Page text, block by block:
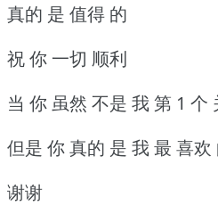
真的 是 值得 的
祝 你 一切 顺利
当 你 虽然 不是 我 第 1 个
但是 你 真的 是 我 最 喜欢
谢谢